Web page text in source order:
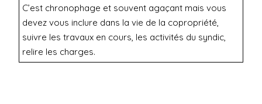
C’est chronophage et souvent agaçant mais vous
devez vous inclure dans la vie de la copropriété,
suivre les travaux en cours, les activités du syndic,
relire les charges.